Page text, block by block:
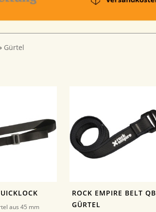
Gürtel
aus 45 mm
ROCK EMPIRE BELT QB
GÜRTEL